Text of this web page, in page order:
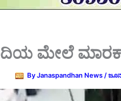
ಮೇಲೆ
ByJanaspandhan News/